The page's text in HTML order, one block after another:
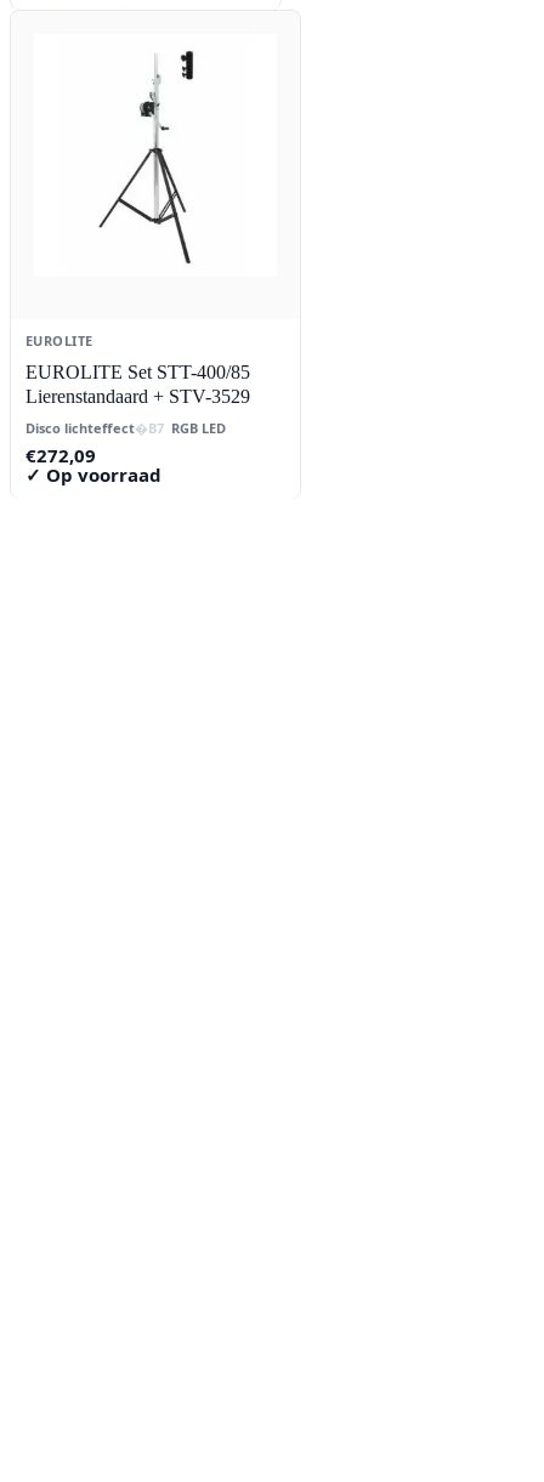
EUROLITE
EUROLITE Set STT-400/85
Lierenstandaard + STV-3529
Disco lichteffect RGB LED
€272,09
✓ Op voorraad